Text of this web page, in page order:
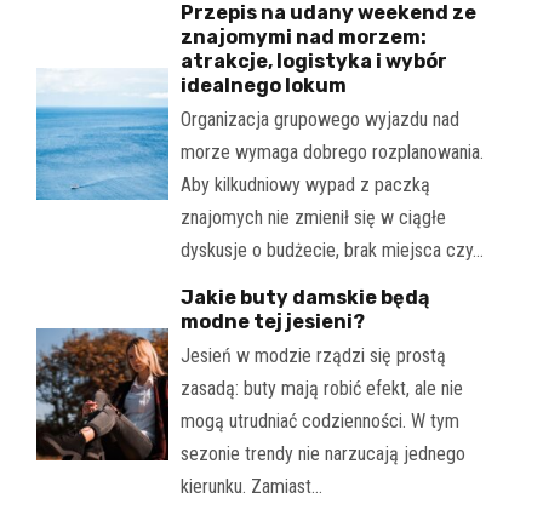
Przepis na udany weekend ze
znajomymi nad morzem:
atrakcje, logistyka i wybór
idealnego lokum
Organizacja grupowego wyjazdu nad
morze wymaga dobrego rozplanowania.
Aby kilkudniowy wypad z paczką
znajomych nie zmienił się w ciągłe
dyskusje o budżecie, brak miejsca czy…
Jakie buty damskie będą
modne tej jesieni?
Jesień w modzie rządzi się prostą
zasadą: buty mają robić efekt, ale nie
mogą utrudniać codzienności. W tym
sezonie trendy nie narzucają jednego
kierunku. Zamiast…